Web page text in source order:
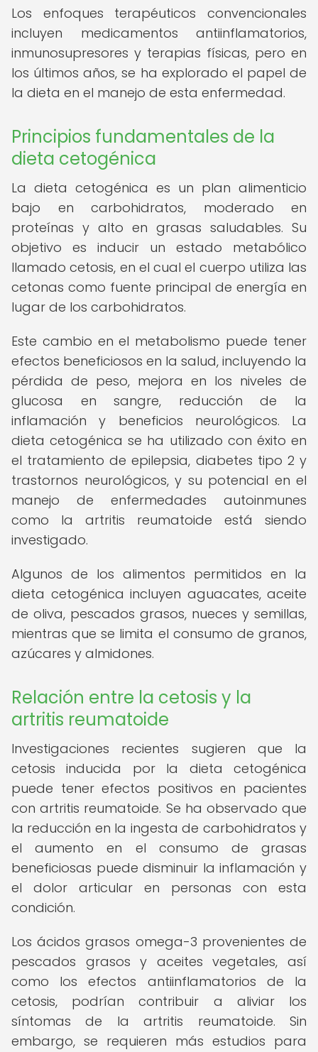
Los enfoques terapéuticos convencionales
incluyen medicamentos antiinflamatorios,
inmunosupresores y terapias físicas, pero en
los últimos años, se ha explorado el papel de
la dieta en el manejo de esta enfermedad.
Principios fundamentales de la
dieta cetogénica
La dieta cetogénica es un plan alimenticio
bajo en carbohidratos, moderado en
proteínas y alto en grasas saludables. Su
objetivo es inducir un estado metabólico
llamado cetosis, en el cual el cuerpo utiliza las
cetonas como fuente principal de energía en
lugar de los carbohidratos.
Este cambio en el metabolismo puede tener
efectos beneficiosos en la salud, incluyendo la
pérdida de peso, mejora en los niveles de
glucosa en sangre, reducción de la
inflamación y beneficios neurológicos. La
dieta cetogénica se ha utilizado con éxito en
el tratamiento de epilepsia, diabetes tipo 2 y
trastornos neurológicos, y su potencial en el
manejo de enfermedades autoinmunes
como la artritis reumatoide está siendo
investigado.
Algunos de los alimentos permitidos en la
dieta cetogénica incluyen aguacates, aceite
de oliva, pescados grasos, nueces y semillas,
mientras que se limita el consumo de granos,
azúcares y almidones.
Relación entre la cetosis y la
artritis reumatoide
Investigaciones recientes sugieren que la
cetosis inducida por la dieta cetogénica
puede tener efectos positivos en pacientes
con artritis reumatoide. Se ha observado que
la reducción en la ingesta de carbohidratos y
el aumento en el consumo de grasas
beneficiosas puede disminuir la inflamación y
el dolor articular en personas con esta
condición.
Los ácidos grasos omega-3 provenientes de
pescados grasos y aceites vegetales, así
como los efectos antiinflamatorios de la
cetosis, podrían contribuir a aliviar los
síntomas de la artritis reumatoide. Sin
embargo, se requieren más estudios para